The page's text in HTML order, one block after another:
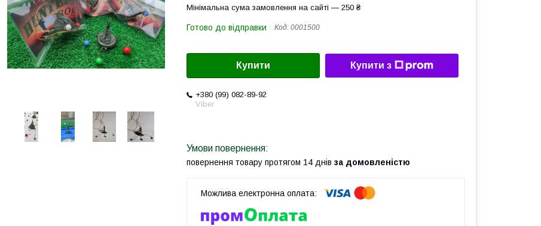
Мінімальна сума замовлення на сайті — 250 ₴
Готово до відправки Код: 0001500
Купити Купити з
+380 (99) 082-89-92
Viber
повернення товару протягом 14 днів за домовленістю